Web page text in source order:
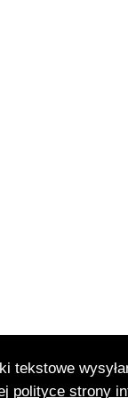
tekstowe
polityce strony